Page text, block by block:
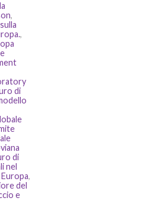
,
,
di
di
nel
,
del
e